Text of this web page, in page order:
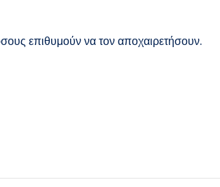
επιθυμούν να τον αποχαιρετήσουν.